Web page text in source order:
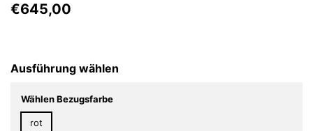
€645,00
Ausführung wählen
Wählen Bezugsfarbe
rot